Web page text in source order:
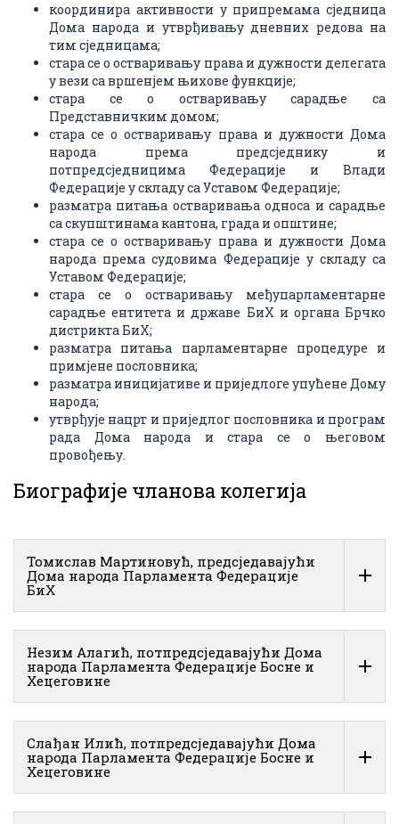
координира активности у припремама сједница
Дома народа и утврђивању дневних редова на
тим сједницама;
стара се о остваривању права и дужности делегата
у вези са вршенјем њихове функције;
стара се о остваривању сарадње са
Представничким домом;
стара се о остваривању права и дужности Дома
народа према предсједнику и
потпредсједницима Федерације и Влади
Федерације у складу са Уставом Федерације;
разматра питања остваривања односа и сарадње
са скупштинама кантона, града и општине;
стара се о остваривању права и дужности Дома
народа према судовима Федерације у складу са
Уставом Федерације;
стара се о остваривању међупарламентарне
сарадње ентитета и државе БиХ и органа Брчко
дистрикта БиХ;
разматра питања парламентарне процедуре и
примјене пословника;
разматра иницијативе и приједлоге упућене Дому
народа;
утврђује нацрт и приједлог пословника и програм
рада Дома народа и стара се о његовом
провођењу.
Биографије чланова колегија
Томислав Мартиновућ, предсједавајући
Дома народа Парламента Федерације
БиХ
Незим Алагић, потпредсједавајући Дома
народа Парламента Федерације Босне и
Хецеговине
Слађан Илић, потпредсједавајући Дома
народа Парламента Федерације Босне и
Хецеговине